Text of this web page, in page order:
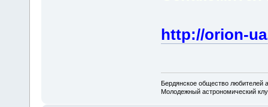
http://orion-
Бердянское общество любителей
Молодежный астрономический